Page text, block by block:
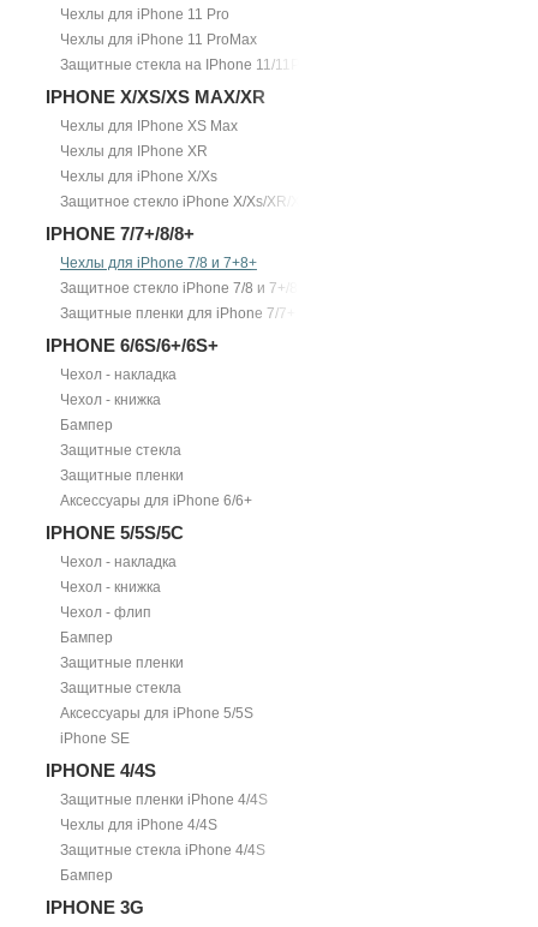
Чехлы для iPhone 11 Pro
Чехлы для iPhone 11 ProMax
Защитные стекла на IPhone 11/11Pro/11ProMax
IPHONE X/XS/XS MAX/XR
Чехлы для IPhone XS Max
Чехлы для IPhone XR
Чехлы для iPhone X/Xs
Защитное стекло iPhone X/Xs/XR/Xs Max
IPHONE 7/7+/8/8+
Чехлы для iPhone 7/8 и 7+8+
Защитное стекло iPhone 7/8 и 7+/8+
Защитные пленки для iPhone 7/7+
IPHONE 6/6S/6+/6S+
Чехол - накладка
Чехол - книжка
Бампер
Защитные стекла
Защитные пленки
Аксессуары для iPhone 6/6+
IPHONE 5/5S/5С
Чехол - накладка
Чехол - книжка
Чехол - флип
Бампер
Защитные пленки
Защитные стекла
Аксессуары для iPhone 5/5S
iPhone SE
IPHONE 4/4S
Защитные пленки iPhone 4/4S
Чехлы для iPhone 4/4S
Защитные стекла iPhone 4/4S
Бампер
IPHONE 3G